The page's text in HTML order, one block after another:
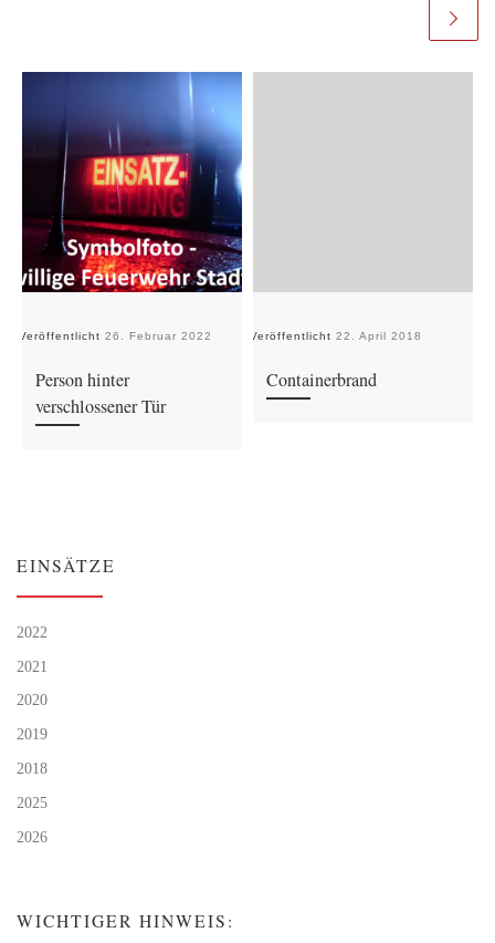
Veröffentlicht 26. Februar 2022
Person hinter
verschlossener Tür
Veröffentlicht 22. April 2018
Containerbrand
EINSÄTZE
2022
2021
2020
2019
2018
2025
2026
WICHTIGER HINWEIS: